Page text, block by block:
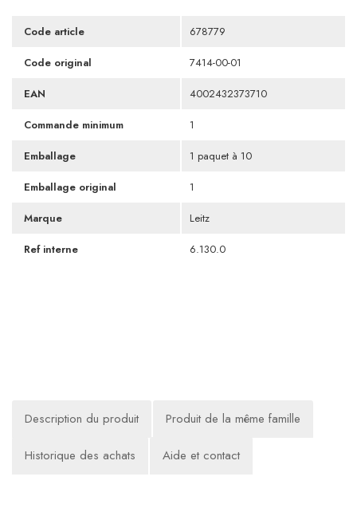
Code article 678779
Code original 7414-00-01
EAN 4002432373710
Commande minimum 1
Emballage 1 paquet à 10
Emballage original 1
Marque Leitz
Ref interne 6.130.0
Description du produit Produit de la même famille
Historique des achats Aide et contact